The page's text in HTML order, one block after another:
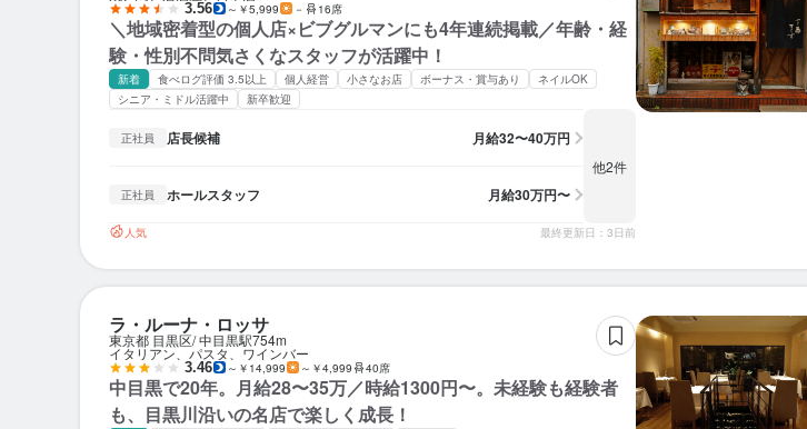
3.56 ～￥5,999 － 16席
＼地域密着型の個人店×ビブグルマンにも4年連続掲載／年齢・経
験・性別不問気さくなスタッフが活躍中！
新着 食べログ評価 3.5以上 個人経営 小さなお店 ボーナス・賞与あり
ネイルOK
シニア・ミドル活躍中
新卒歓迎
正社員 店長候補 月給32〜40万円
正社員 ホールスタッフ 月給30万円〜
他2件
人気 最終更新日：3日前
ラ・ルーナ・ロッサ
東京都 目黒区 中目黒駅754m
イタリアン、パスタ、ワインバー
3.46 ～￥14,999 ～￥4,999 40席
中目黒で20年。月給28〜35万／時給1300円〜。未経験も経験者
も、目黒川沿いの名店で楽しく成長！